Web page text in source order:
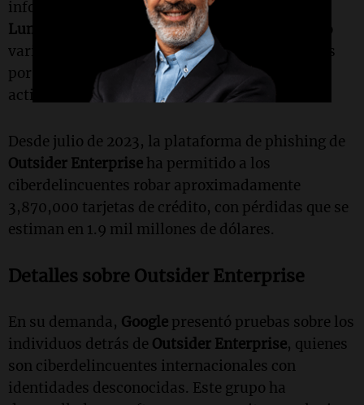
informando que, en colaboración con
Lumen's Black Lotus Labs, se habían incautado
varios dominios y cuentas deShopify
utilizadas
por los delincuentes para llevar a cabo sus
actividades.
Desde julio de 2023, la plataforma de phishing de
Outsider Enterprise ha permitido a los
ciberdelincuentes robar aproximadamente
3,870,000 tarjetas de crédito, con pérdidas que se
estiman en 1.9 mil millones de dólares.
Detalles sobre Outsider Enterprise
En su demanda, Google presentó pruebas sobre los
individuos detrás de Outsider Enterprise, quienes
son ciberdelincuentes internacionales con
identidades desconocidas. Este grupo ha